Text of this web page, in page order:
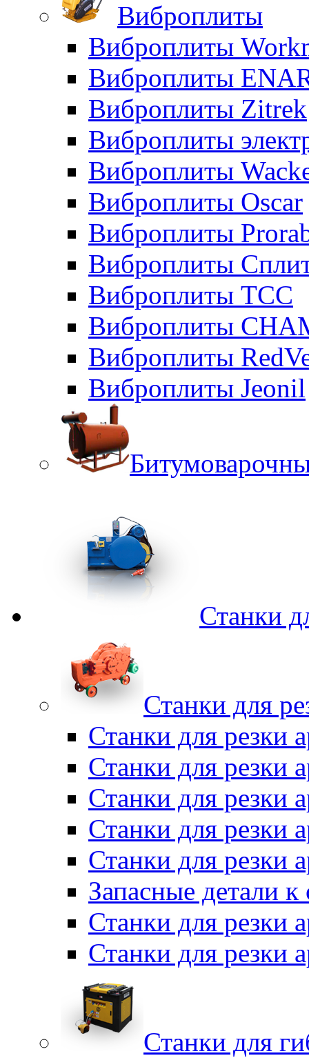
Виброплиты
Виброплиты
Виброплиты
Виброплиты Zitrek
Виброплиты
Виброплиты
Виброплиты Oscar
Виброплиты
Виброплиты
Виброплиты ТСС
Виброплиты
Виброплиты
Виброплиты Jeonil
Станки
Станки для
Станки для резки
Станки для резки
Станки для резки
Станки для резки
Станки для резки
Запасные детали к
Станки для резки
Станки для резки
Станки для